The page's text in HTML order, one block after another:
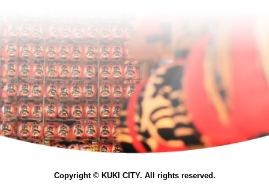
Copyright © KUKI CITY. All rights reserved.